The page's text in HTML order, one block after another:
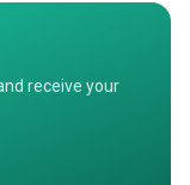
receive your